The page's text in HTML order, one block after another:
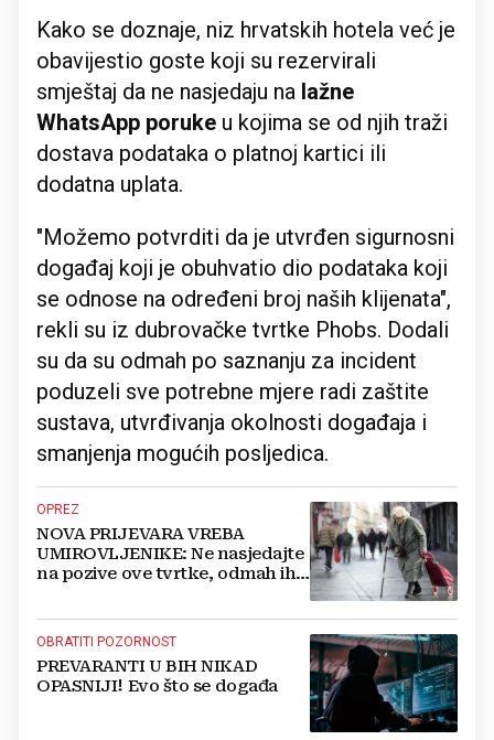
Kako se doznaje, niz hrvatskih hotela već je
obavijestio goste koji su rezervirali
smještaj da ne nasjedaju na lažne
WhatsApp poruke u kojima se od njih traži
dostava podataka o platnoj kartici ili
dodatna uplata.
"Možemo potvrditi da je utvrđen sigurnosni
događaj koji je obuhvatio dio podataka koji
se odnose na određeni broj naših klijenata",
rekli su iz dubrovačke tvrtke Phobs. Dodali
su da su odmah po saznanju za incident
poduzeli sve potrebne mjere radi zaštite
sustava, utvrđivanja okolnosti događaja i
smanjenja mogućih posljedica.
OPREZ
NOVA PRIJEVARA VREBA
UMIROVLJENIKE: Ne nasjedajte
na pozive ove tvrtke, odmah ih
OBRATITI POZORNOST
PREVARANTI U BIH NIKAD
OPASNIJI! Evo što se događa